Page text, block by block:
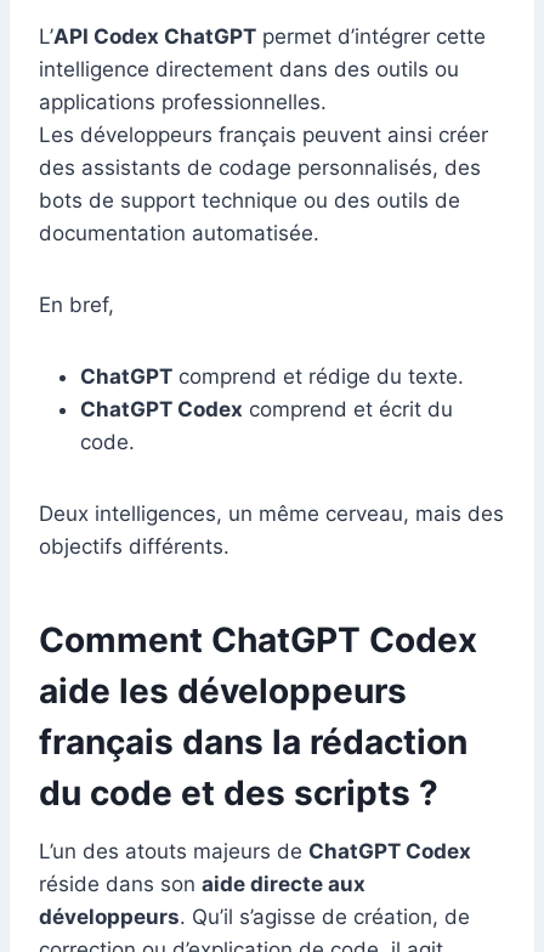
L’API Codex ChatGPT permet d’intégrer cette
intelligence directement dans des outils ou
applications professionnelles.
Les développeurs français peuvent ainsi créer
des assistants de codage personnalisés, des
bots de support technique ou des outils de
documentation automatisée.
En bref,
ChatGPT comprend et rédige du texte.
ChatGPT Codex comprend et écrit du
code.
Deux intelligences, un même cerveau, mais des
objectifs différents.
Comment ChatGPT Codex
aide les développeurs
français dans la rédaction
du code et des scripts ?
L’un des atouts majeurs de ChatGPT Codex
réside dans son aide directe aux
développeurs. Qu’il s’agisse de création, de